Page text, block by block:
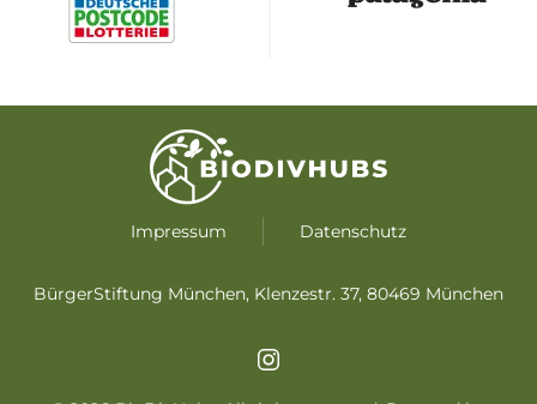
Impressum Datenschutz
BürgerStiftung München, Klenzestr. 37, 80469 München